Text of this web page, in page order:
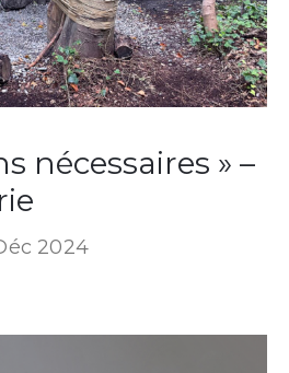
nécessaires » –
2024